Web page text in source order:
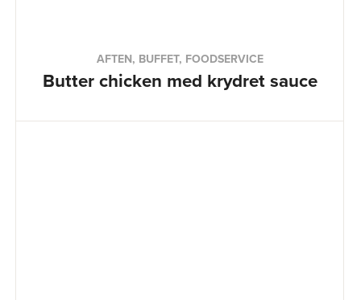
AFTEN, BUFFET, FOODSERVICE
Butter chicken med krydret sauce